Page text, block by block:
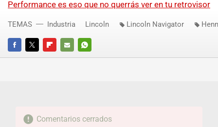
Performance es eso que no querrás ver en tu retrovisor
FACEBOOKTWITTERFLIPBOARD
E-
WHATSAPP
TEMAS Industria Lincoln Lincoln Navigator
Comentarios cerrados